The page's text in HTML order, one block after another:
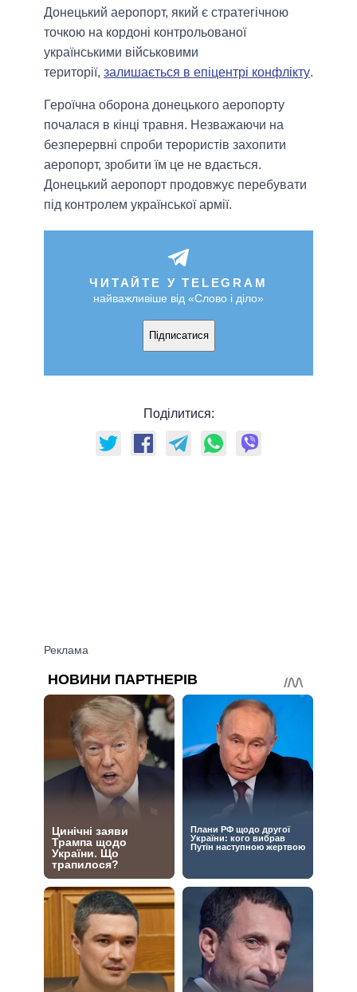
Донецький аеропорт, який є стратегічною
точкою на кордоні контрольованої
українськими військовими
території, залишається в епіцентрі конфлікту.
Героїчна оборона донецького аеропорту
почалася в кінці травня. Незважаючи на
безперервні спроби терористів захопити
аеропорт, зробити їм це не вдається.
Донецький аеропорт продовжує перебувати
під контролем української армії.
ЧИТАЙТЕ У TELEGRAM
найважливіше від «Слово і діло»
Підписатися
Поділитися: